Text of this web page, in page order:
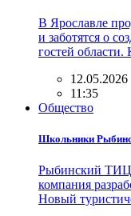
В Ярославле
и заботятся о
гостей
12.05.2026
11:35
Общество
Школьники
Рыбинский ТИЦ
компания
Новый